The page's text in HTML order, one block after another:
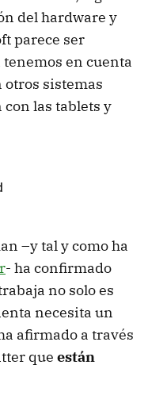
del hardware y
parece ser
en cuenta
sistemas
las tablets y
–y tal y como ha
- ha confirmado
no solo es
necesita un
afirmado a través
que están